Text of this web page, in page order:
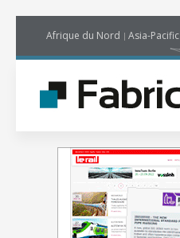
Afrique du Nord Asia-Pacific